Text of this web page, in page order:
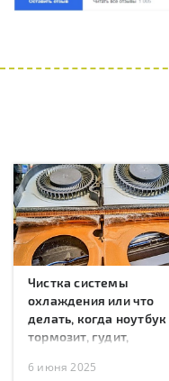
Чистка системы
охлаждения или что
делать, когда ноутбук
тормозит, гудит,
перезагружается?
6 июня 2025